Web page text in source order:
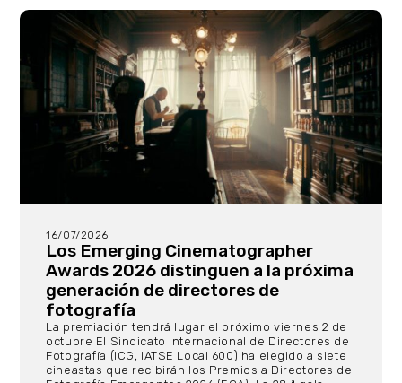
16/07/2026
Los Emerging Cinematographer
Awards 2026 distinguen a la próxima
generación de directores de
fotografía
La premiación tendrá lugar el próximo viernes 2 de
octubre El Sindicato Internacional de Directores de
Fotografía (ICG, IATSE Local 600) ha elegido a siete
cineastas que recibirán los Premios a Directores de